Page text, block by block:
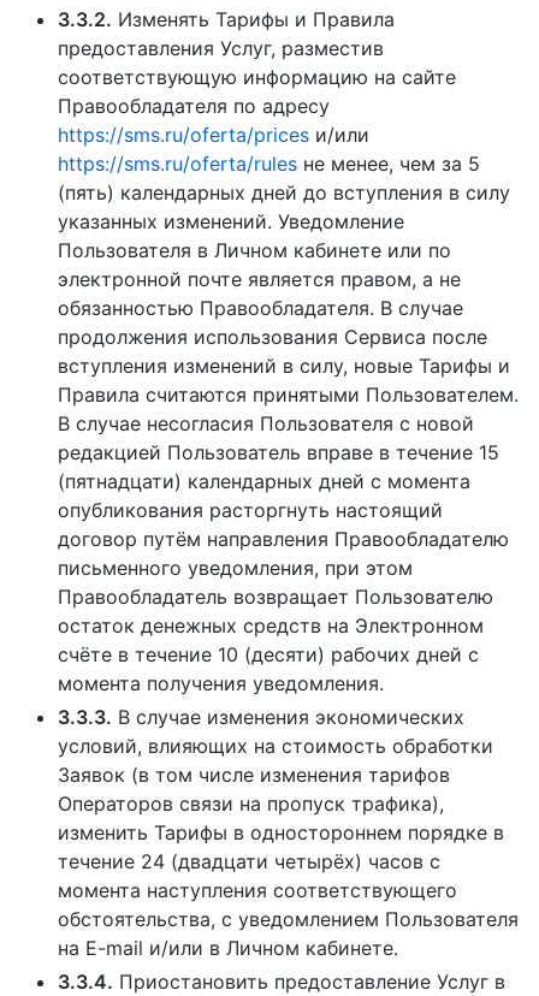
3.3.2. Изменять Тарифы и Правила
предоставления Услуг, разместив
соответствующую информацию на сайте
Правообладателя по адресу
https://sms.ru/oferta/prices и/или
https://sms.ru/oferta/rules не менее, чем за 5
(пять) календарных дней до вступления в силу
указанных изменений. Уведомление
Пользователя в Личном кабинете или по
электронной почте является правом, а не
обязанностью Правообладателя. В случае
продолжения использования Сервиса после
вступления изменений в силу, новые Тарифы и
Правила считаются принятыми Пользователем.
В случае несогласия Пользователя с новой
редакцией Пользователь вправе в течение 15
(пятнадцати) календарных дней с момента
опубликования расторгнуть настоящий
договор путём направления Правообладателю
письменного уведомления, при этом
Правообладатель возвращает Пользователю
остаток денежных средств на Электронном
счёте в течение 10 (десяти) рабочих дней с
момента получения уведомления.
3.3.3. В случае изменения экономических
условий, влияющих на стоимость обработки
Заявок (в том числе изменения тарифов
Операторов связи на пропуск трафика),
изменить Тарифы в одностороннем порядке в
течение 24 (двадцати четырёх) часов с
момента наступления соответствующего
обстоятельства, с уведомлением Пользователя
на E-mail и/или в Личном кабинете.
3.3.4. Приостановить предоставление Услуг в